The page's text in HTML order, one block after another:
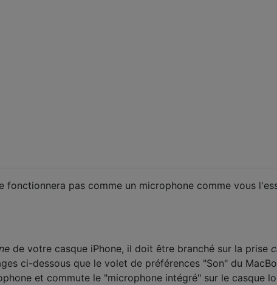
fonctionnera pas comme un microphone comme vous
de votre casque iPhone, il doit être branché sur la prise
ci-dessous que le volet de préférences "Son" du
et commute le "microphone intégré" sur le casque